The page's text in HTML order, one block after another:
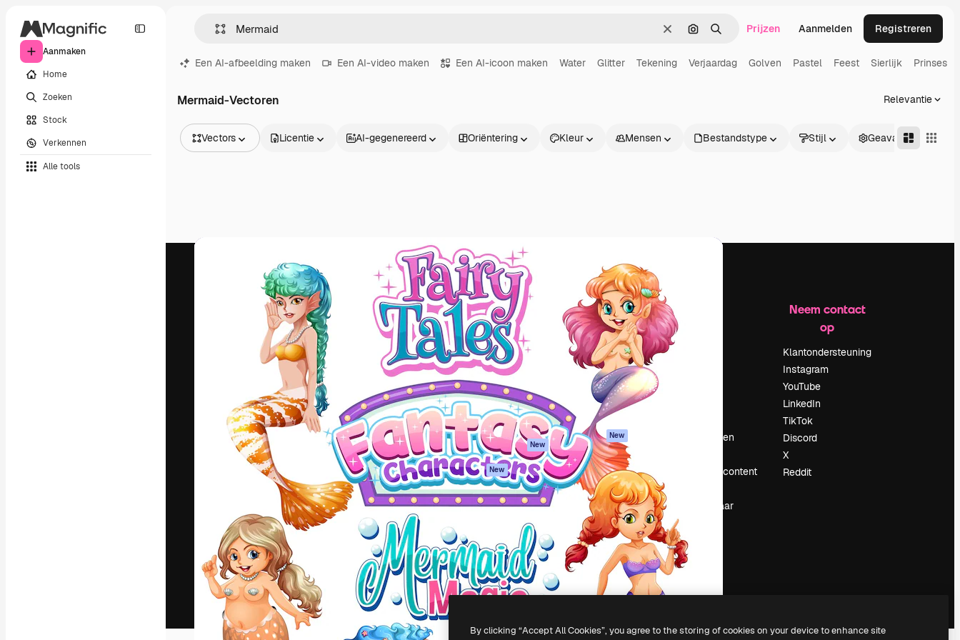
Aanmaken
Home
Zoeken
Stock
Verkennen
Alle tools
WissenZoeken op afbeelding
ZoekenPrijzen Aanmelden Registreren
Een AI-afbeelding maken Een AI-video maken Een AI-icoon maken Water Glitter Tekening Verjaardag Golven Pastel Feest Sierlijk Prinses
Mermaid-Vectoren Relevantie
Vectors
Video's
Dynamische afbeeldingen
Licentie AI-gegenereerd Oriëntering Kleur Mensen Bestandstype Stijl Geavanceerd
Het creatieve platform om je beste werk te
creëren. Meer dan 1 miljoen abonnees
onder creatievelingen, ondernemingen,
bureaus en studio's.
Nederlands
Producten
Spaces
AI-assistent
AI Image Generator
AI Video Generator
AI Voice Generator
Stockcontent
MCP voor
Claude/ChatGPT
New
Agenten New
API
Mobiele app
Alle Magnific-tools
Aan de slag
Academy
Documentatie
Ondersteuning
Algemene
voorwaarden
Privacybeleid
Originelen New
Cookiebeleid
Vertrouwenscentrum
Partners
Onderneming
Bedrijf
Prijzen
Evenementen
Verkoop je content
Op zoek naar
magnific.ai
Neem contact
op
Klantondersteuning
Instagram
YouTube
LinkedIn
TikTok
Discord
X
Reddit
Copyright © 2010- Freepik Company S.L.U.Alle rechten voorbehouden
By clicking “Accept All Cookies”, you agree to the storing of cookies on your device to enhance site